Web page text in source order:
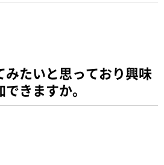
みたいと思っており興味
きますか。